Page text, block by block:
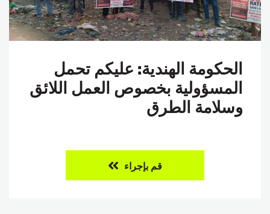
الحكومة الهندية: عليكم تحمل
المسؤولية بخصوص العمل اللائق
وسلامة الطرق
قم بإجراء